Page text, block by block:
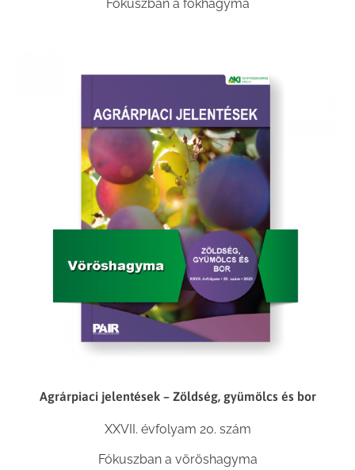
Fókuszban a fokhagyma
Agrárpiaci jelentések – Zöldség, gyümölcs és bor
XXVII. évfolyam 20. szám
Fókuszban a vöröshagyma